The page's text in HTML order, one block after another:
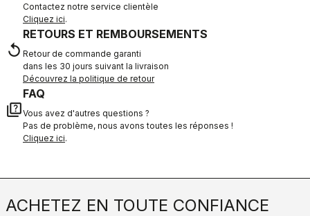
Contactez notre service clientèle
Cliquez ici.
replay
RETOURS ET REMBOURSEMENTS
Retour de commande garanti
dans les 30 jours suivant la livraison
Découvrez la politique de retour
quiz
FAQ
Vous avez d'autres questions ?
Pas de problème, nous avons toutes les réponses !
Cliquez ici.
ACHETEZ EN TOUTE CONFIANCE